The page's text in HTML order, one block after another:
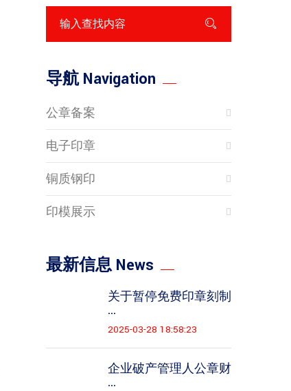
导航 Navigation
公章备案
电子印章
铜质钢印
印模展示
最新信息 News
关于暂停免费印章刻制
...
2025-03-28 18:58:23
企业破产管理人公章财
...